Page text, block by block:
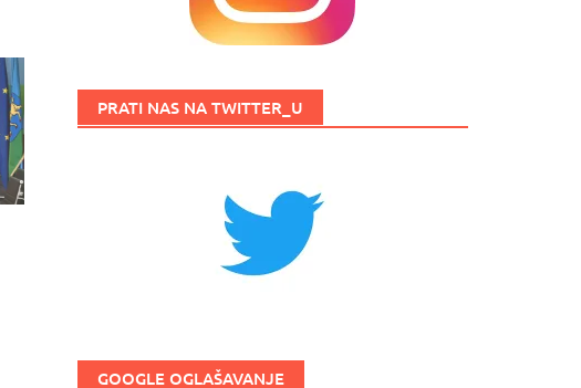
PRATI NAS NA TWITTER_U
GOOGLE OGLAŠAVANJE